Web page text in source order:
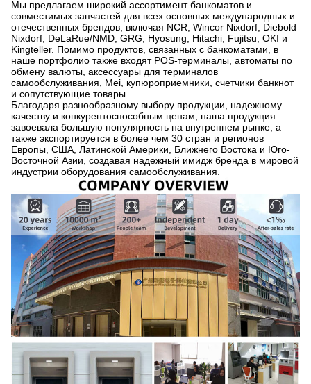
Мы предлагаем широкий ассортимент банкоматов и
совместимых запчастей для всех основных международных и
отечественных брендов, включая NCR, Wincor Nixdorf, Diebold
Nixdorf, DeLaRue/NMD, GRG, Hyosung, Hitachi, Fujitsu, OKI и
Kingteller. Помимо продуктов, связанных с банкоматами, в
наше портфолио также входят POS-терминалы, автоматы по
обмену валюты, аксессуары для терминалов
самообслуживания, Mei, купюроприемники, счетчики банкнот
и сопутствующие товары.
Благодаря разнообразному выбору продукции, надежному
качеству и конкурентоспособным ценам, наша продукция
завоевала большую популярность на внутреннем рынке, а
также экспортируется в более чем 30 стран и регионов
Европы, США, Латинской Америки, Ближнего Востока и Юго-
Восточной Азии, создавая надежный имидж бренда в мировой
индустрии оборудования самообслуживания.